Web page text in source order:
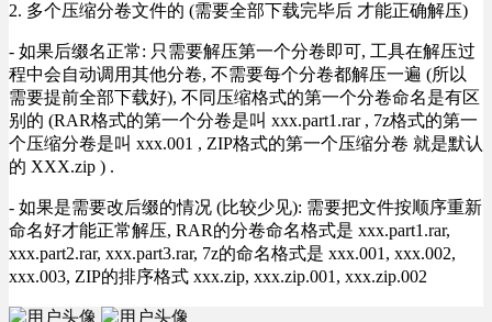
2. 多个压缩分卷文件的 (需要全部下载完毕后 才能正确解压)
- 如果后缀名正常: 只需要解压第一个分卷即可, 工具在解压过
程中会自动调用其他分卷, 不需要每个分卷都解压一遍 (所以
需要提前全部下载好), 不同压缩格式的第一个分卷命名是有区
别的 (RAR格式的第一个分卷是叫 xxx.part1.rar , 7z格式的第一
个压缩分卷是叫 xxx.001 , ZIP格式的第一个压缩分卷 就是默认
的 XXX.zip ) .
- 如果是需要改后缀的情况 (比较少见): 需要把文件按顺序重新
命名好才能正常解压, RAR的分卷命名格式是 xxx.part1.rar,
xxx.part2.rar, xxx.part3.rar, 7z的命名格式是 xxx.001, xxx.002,
xxx.003, ZIP的排序格式 xxx.zip, xxx.zip.001, xxx.zip.002